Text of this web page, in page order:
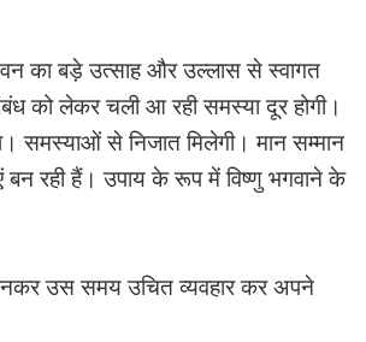
का बड़े उत्साह और उल्लास से स्वागत
को लेकर चली आ रही समस्या दूर होगी।
समस्याओं से निजात मिलेगी। मान सम्मान
बन रही हैं। उपाय के रूप में विष्णु भगवाने के
उस समय उचित व्यवहार कर अपने